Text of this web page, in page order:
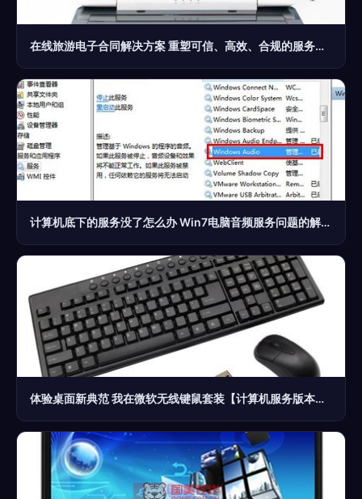
在线旅游电子合同解决方案 重塑可信、高效、合规的服务体系
计算机底下的服务没了怎么办 Win7电脑音频服务问题的解决指南
体验桌面新典范 我在微软无线键鼠套装【计算机服务版本】中的流畅满足感